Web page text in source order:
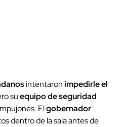
intentaronimpedirle el
suequipo de seguridad
Elgobernador
dentro de la sala antes de